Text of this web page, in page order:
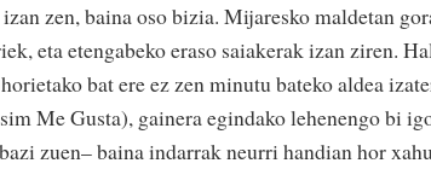
zen, baina oso bizia. Mijaresko maldetan
eta etengabeko eraso saiakerak izan ziren.
bat ere ez zen minutu bateko aldea
Me Gusta), gainera egindako lehenengo bi
zuen– baina indarrak neurri handian hor